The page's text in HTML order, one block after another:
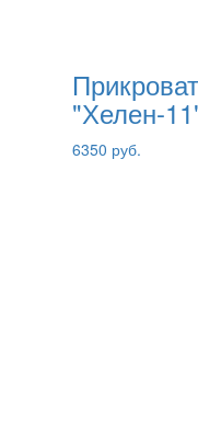
"Хелен-
6350 руб.